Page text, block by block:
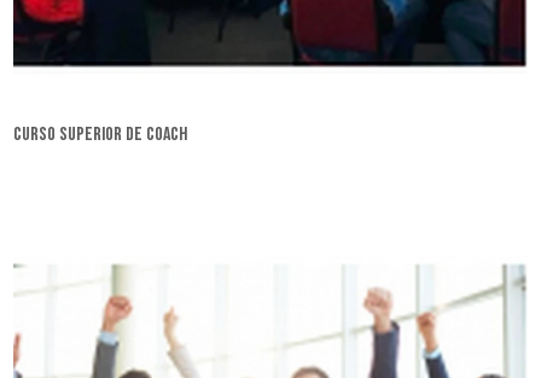
curso superior de coach